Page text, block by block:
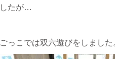
したが…
ごっこでは双六遊びをしました